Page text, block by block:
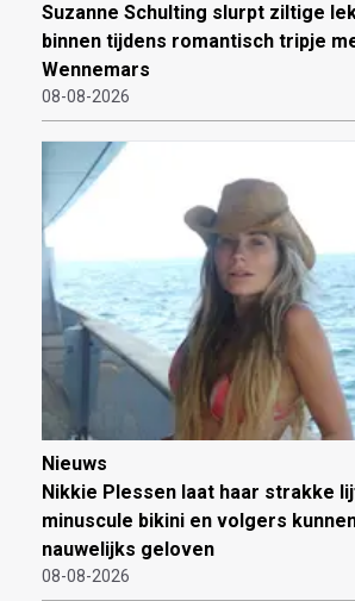
Suzanne Schulting slurpt ziltige
binnen tijdens romantisch tripje
Wennemars
08-08-2026
Nieuws
Nikkie Plessen laat haar strakke
minuscule bikini en volgers
nauwelijks geloven
08-08-2026